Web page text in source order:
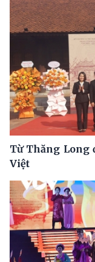
Từ Thăng Long
Việt